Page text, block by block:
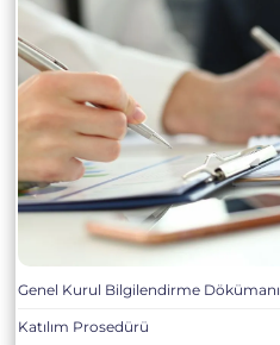
Genel Kurul Bilgilendirme Dökümanı
Katılım Prosedürü